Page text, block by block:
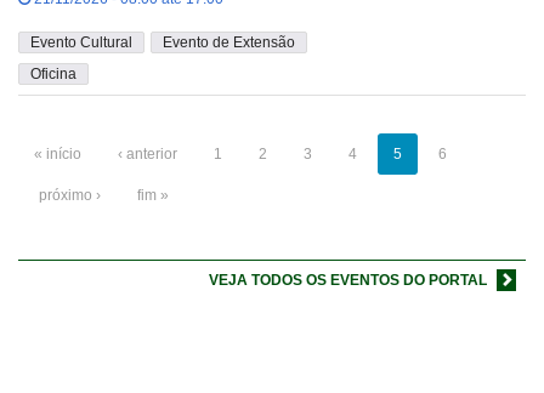
Evento Cultural
Evento de Extensão
Oficina
« início ‹ anterior 1 2 3 4 5 6
próximo › fim »
VEJA TODOS OS EVENTOS DO PORTAL